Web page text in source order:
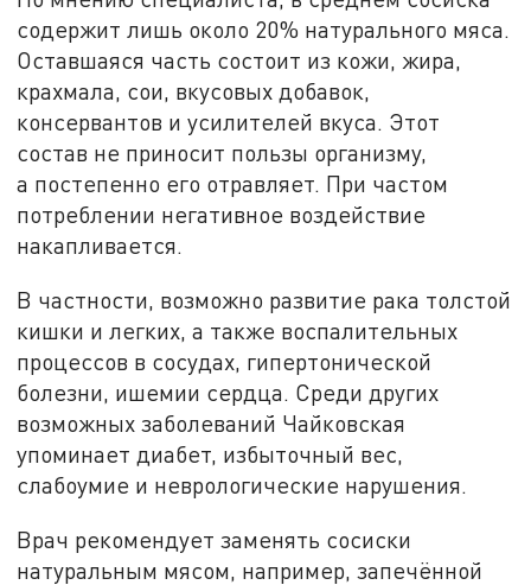
содержит лишь около 20% натурального мяса.
Оставшаяся часть состоит из кожи, жира,
крахмала, сои, вкусовых добавок,
консервантов и усилителей вкуса. Этот
состав не приносит пользы организму,
а постепенно его отравляет. При частом
потреблении негативное воздействие
накапливается.
В частности, возможно развитие рака толстой
кишки и легких, а также воспалительных
процессов в сосудах, гипертонической
болезни, ишемии сердца. Среди других
возможных заболеваний Чайковская
упоминает диабет, избыточный вес,
слабоумие и неврологические нарушения.
Врач рекомендует заменять сосиски
натуральным мясом, например, запечённой